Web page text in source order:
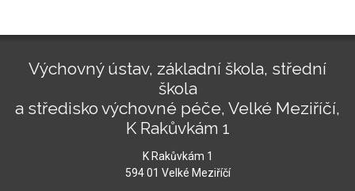
Výchovný ústav, základní škola, střední
škola
a středisko výchovné péče, Velké Meziříčí,
K Rakůvkám 1
K Rakůvkám 1
594 01 Velké Meziříčí